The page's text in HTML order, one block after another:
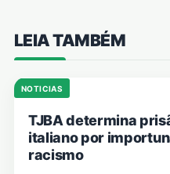
LEIA TAMBÉM
NOTICIAS
TJBA determina
italiano por
racismo